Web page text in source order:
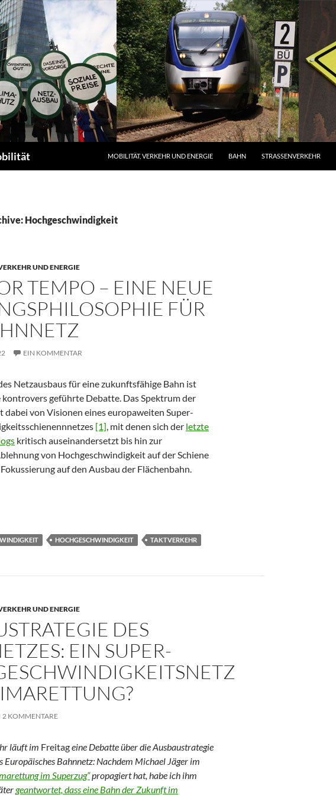
MOBILITÄT, VERKEHR UND ENERGIE
BAHN STRASSENVERKEHR
Hochgeschwindigkeit
UND ENERGIE
TEMPO – EINE NEUE
FÜR
EIN KOMMENTAR
Netzausbaus für eine zukunftsfähige Bahn ist
kontrovers geführte Debatte. Das Spektrum der
dabei von Visionen eines europaweiten Super-
[1], mit denen sich der letzte
kritisch auseinandersetzt bis hin zur
von Hochgeschwindigkeit auf der Schiene
auf den Ausbau der Flächenbahn.
eine neue Planungsphilosophie für das Bahnnetz
HOCHGESCHWINDIGKEIT TAKTVERKEHR
UND ENERGIE
DES
EIN SUPER-
2 KOMMENTARE
läuft im Freitageine Debatte über die Ausbaustrategie
Europäisches Bahnnetz: Nachdem Michael Jäger im
im Superzug“propagiert hat, habe ich ihm
geantwortet, dass eine Bahn der Zukunft im